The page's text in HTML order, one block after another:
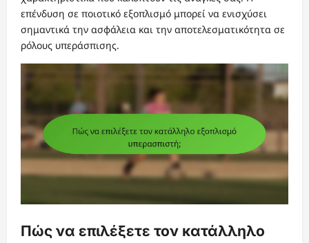
επένδυση σε ποιοτικό εξοπλισμό μπορεί να ενισχύσει
σημαντικά την ασφάλεια και την αποτελεσματικότητα σε
ρόλους υπεράσπισης.
Πώς να επιλέξετε τον κατάλληλο